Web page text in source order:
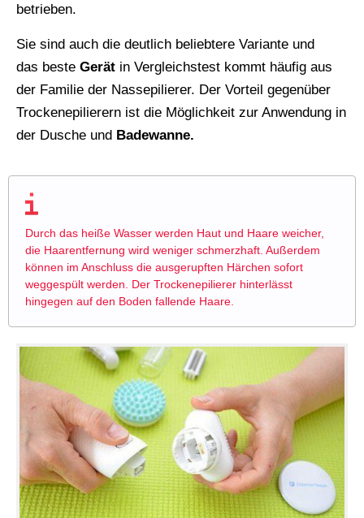
betrieben.
Sie sind auch die deutlich beliebtere Variante und
das beste Gerät in Vergleichstest kommt häufig aus
der Familie der Nassepilierer. Der Vorteil gegenüber
Trockenepilierern ist die Möglichkeit zur Anwendung in
der Dusche und Badewanne.
Durch das heiße Wasser werden Haut und Haare weicher,
die Haarentfernung wird weniger schmerzhaft. Außerdem
können im Anschluss die ausgerupften Härchen sofort
weggespült werden. Der Trockenepilierer hinterlässt
hingegen auf den Boden fallende Haare.